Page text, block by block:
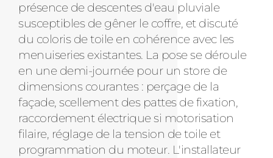
présence de descentes d'eau pluviale
susceptibles de gêner le coffre, et discuté
du coloris de toile en cohérence avec les
menuiseries existantes. La pose se déroule
en une demi-journée pour un store de
dimensions courantes : perçage de la
façade, scellement des pattes de fixation,
raccordement électrique si motorisation
filaire, réglage de la tension de toile et
programmation du moteur. L'installateur